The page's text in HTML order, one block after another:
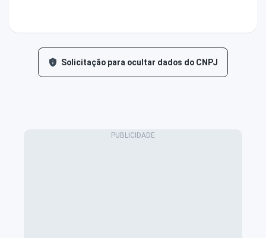
Solicitação para ocultar dados do CNPJ